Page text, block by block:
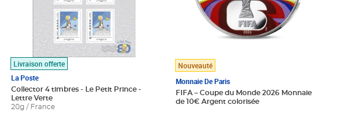
Livraison offerte
La Poste
Collector 4 timbres - Le Petit Prince -
Lettre Verte
20g / France
Nouveauté
Monnaie De Paris
FIFA – Coupe du Monde 2026 Monnaie
de 10€ Argent colorisée